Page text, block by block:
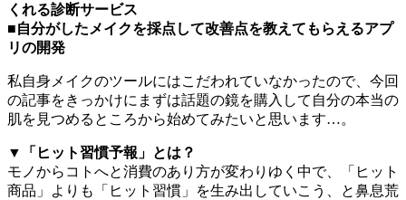
くれる診断サービス
■自分がしたメイクを採点して改善点を教えてもらえるアプ
リの開発
私自身メイクのツールにはこだわれていなかったので、今回
の記事をきっかけにまずは話題の鏡を購入して自分の本当の
肌を見つめるところから始めてみたいと思います…。
▼「ヒット習慣予報」とは？
モノからコトへと消費のあり方が変わりゆく中で、「ヒット
商品」よりも「ヒット習慣」を生み出していこう、と鼻息荒